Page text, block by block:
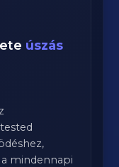
úszás
mindennapi